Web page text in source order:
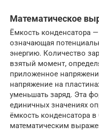
Математическое
Ёмкость конденсатора
означающая
энергию. Количество
взятый момент,
приложенное
напряжение на
уменьшать заряд. Эта
единичных значениях
ёмкость конденсатора в
математическим